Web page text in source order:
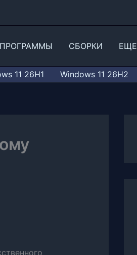
ПРОГРАММЫ СБОРКИ ЕЩЕ
11 26H1 Windows 11 26H2